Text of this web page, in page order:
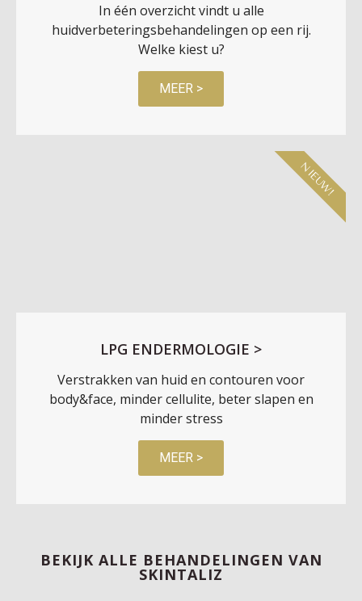
In één overzicht vindt u alle
huidverbeteringsbehandelingen op een rij.
Welke kiest u?
MEER >
LPG ENDERMOLOGIE >
Verstrakken van huid en contouren voor
body&face, minder cellulite, beter slapen en
minder stress
MEER >
NIEUW!
BEKIJK ALLE BEHANDELINGEN VAN
SKINTALIZ